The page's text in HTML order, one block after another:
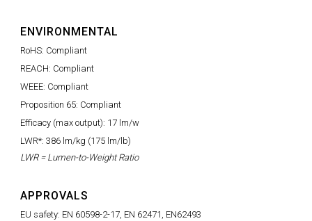
ENVIRONMENTAL
RoHS: Compliant
REACH: Compliant
WEEE: Compliant
Proposition 65: Compliant
Efficacy (max output): 17 lm/w
LWR*: 386 lm/kg (175 lm/lb)
LWR = Lumen-to-Weight Ratio
APPROVALS
EU safety: EN 60598-2-17, EN 62471, EN62493